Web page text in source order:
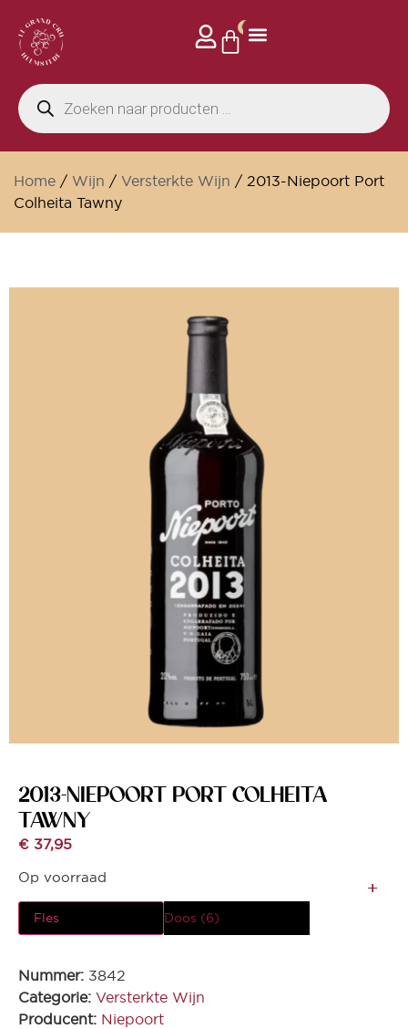
0
Home / Wijn / Versterkte Wijn / 2013-Niepoort Port
Colheita Tawny
2013-NIEPOORT PORT COLHEITA
TAWNY
€ 37,95
Op voorraad
Fles Doos (6)
Nummer: 3842
Categorie: Versterkte Wijn
Producent: Niepoort